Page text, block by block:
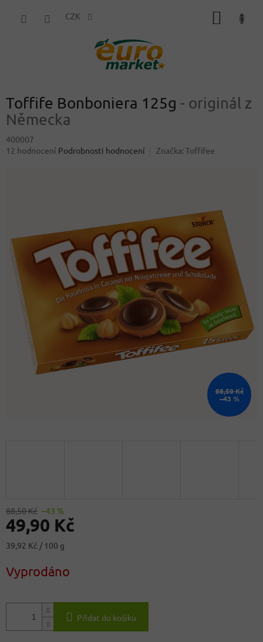
CZK
Toffife Bonboniera 125g - originál z
Německa
400007
Průměrné
12 hodnocení Podrobnosti hodnocení Značka: Toffifee
88,50 Kč
–43 %
88,50 Kč –43 %
49,90 Kč
Měrná
39,92 Kč / 100 g
Vyprodáno
Přidat do košíku